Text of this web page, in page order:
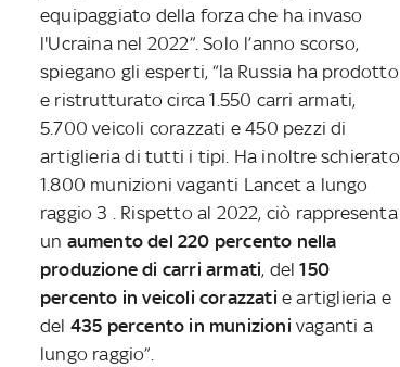
equipaggiato della forza che ha invaso
l'Ucraina nel 2022”. Solo l’anno scorso,
spiegano gli esperti, “la Russia ha prodotto
e ristrutturato circa 1.550 carri armati,
5.700 veicoli corazzati e 450 pezzi di
artiglieria di tutti i tipi. Ha inoltre schierato
1.800 munizioni vaganti Lancet a lungo
raggio 3 . Rispetto al 2022, ciò rappresenta
un aumento del 220 percento nella
produzione di carri armati, del150
percento in veicoli corazzati e artiglieria e
del 435 percento in munizioni vaganti a
lungo raggio”.